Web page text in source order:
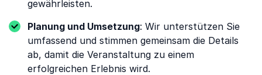
gewährleisten.
Planung und Umsetzung: Wir unterstützen Sie
umfassend und stimmen gemeinsam die Details
ab, damit die Veranstaltung zu einem
erfolgreichen Erlebnis wird.